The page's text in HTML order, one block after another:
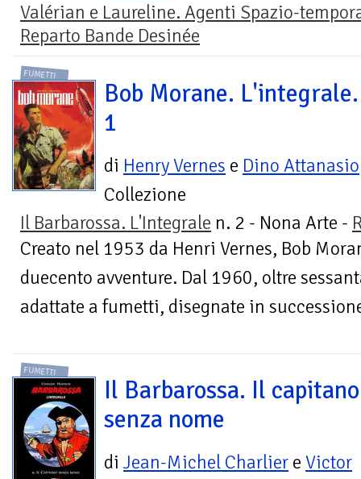
Valérian e Laureline. Agenti Spazio-
Reparto Bande Desinée
FUMETTI
Bob Morane.
1
di Henry Vernes e Dino Attanasio
Collezione
Il Barbarossa. L'Integrale n. 2 - Nona Arte -
Creato nel 1953 da Henri Vernes, Bob
duecento avventure. Dal 1960, oltre
adattate a fumetti, disegnate in
FUMETTI
Il Barbarossa. Il capitano
senza nome
di Jean-Michel Charlier e Victor